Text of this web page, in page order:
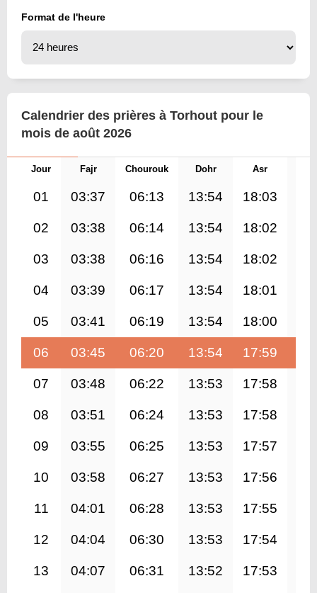
Format de l'heure
Calendrier des prières à Torhout pour le
mois de août 2026
Jour Fajr Chourouk Dohr Asr
01 03:37 06:13 13:54 18:03
02 03:38 06:14 13:54 18:02
03 03:38 06:16 13:54 18:02
04 03:39 06:17 13:54 18:01
05 03:41 06:19 13:54 18:00
06 03:45 06:20 13:54 17:59
07 03:48 06:22 13:53 17:58
08 03:51 06:24 13:53 17:58
09 03:55 06:25 13:53 17:57
10 03:58 06:27 13:53 17:56
11 04:01 06:28 13:53 17:55
12 04:04 06:30 13:53 17:54
13 04:07 06:31 13:52 17:53